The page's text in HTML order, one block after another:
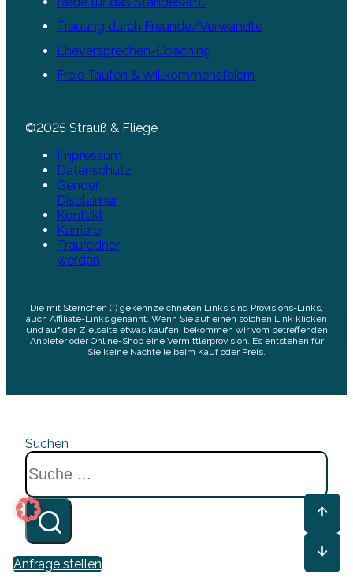
Trauung durch Freunde/Verwandte
Eheversprechen-Coaching
Freie Taufen & Willkommensfeiern
©2025 Strauß & Fliege
Impressum
Datenschutz
Gender
Disclaimer
Kontakt
Karriere
Trauredner
werden
Die mit Sternchen (*) gekennzeichneten Links sind Provisions-Links,
auch Affiliate-Links genannt. Wenn Sie auf einen solchen Link klicken
und auf der Zielseite etwas kaufen, bekommen wir vom betreffenden
Anbieter oder Online-Shop eine Vermittlerprovision. Es entstehen für
Sie keine Nachteile beim Kauf oder Preis.
Anfrage stellen
Suchen